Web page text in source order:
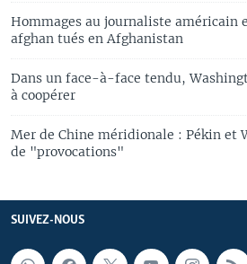
Hommages au journaliste américain
afghan tués en Afghanistan
Dans un face-à-face tendu,
à coopérer
Mer de Chine méridionale : Pékin et
de "provocations"
SUIVEZ-NOUS